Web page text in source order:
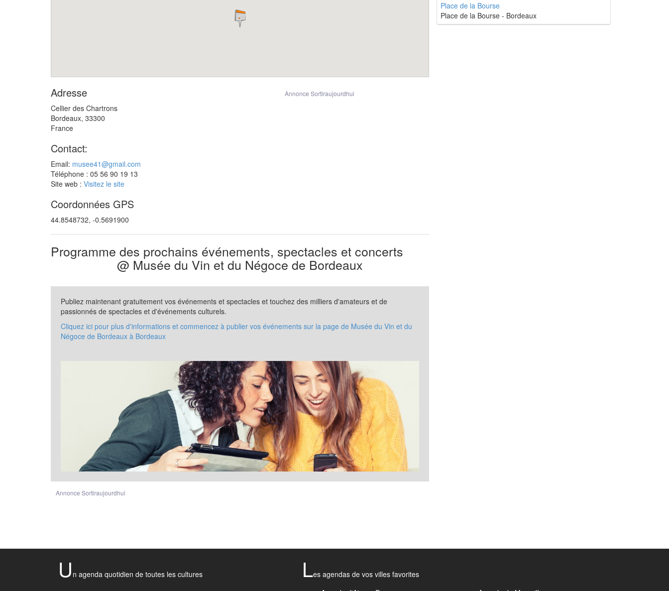
Annonce Sortiraujourdhui
Adresse
Cellier des Chartrons
Bordeaux, 33300
France
Contact:
Email: musee41@gmail.com
Téléphone : 05 56 90 19 13
Site web : Visitez le site
Coordonnées GPS
44.8548732, -0.5691900
Programme des prochains événements, spectacles et concerts
@ Musée du Vin et du Négoce de Bordeaux
Publiez maintenant gratuitement vos événements et spectacles et touchez des milliers d'amateurs et de
passionnés de spectacles et d'événements culturels.
Cliquez ici pour plus d'informations et commencez à publier vos événements sur la page de Musée du Vin et du
Négoce de Bordeaux à Bordeaux
Annonce Sortiraujourdhui
Place de la Bourse
Place de la Bourse - Bordeaux
U n agenda quotidien de toutes les cultures Les agendas de vos villes favorites